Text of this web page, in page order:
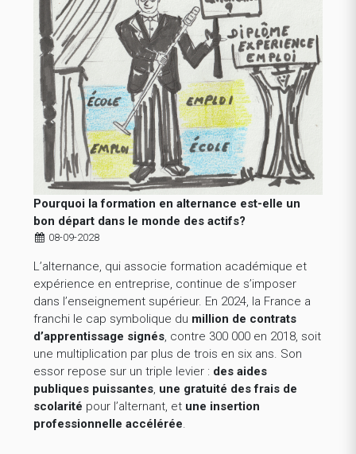
Pourquoi la formation en alternance est-elle un
bon départ dans le monde des actifs?
08-09-2028
L’alternance, qui associe formation académique et
expérience en entreprise, continue de s’imposer
dans l’enseignement supérieur. En 2024, la France a
franchi le cap symbolique du million de contrats
d’apprentissage signés, contre 300 000 en 2018, soit
une multiplication par plus de trois en six ans. Son
essor repose sur un triple levier : des aides
publiques puissantes, une gratuité des frais de
scolarité pour l’alternant, et une insertion
professionnelle accélérée.